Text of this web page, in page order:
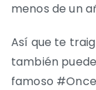
menos de un
Así que te
también
famoso